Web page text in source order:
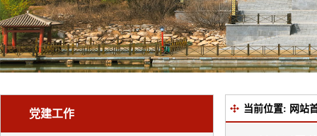
党建工作 当前位置: 网站